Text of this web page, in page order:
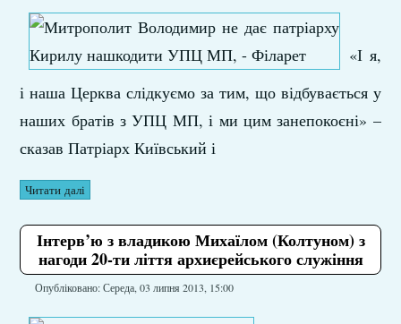
«І я,
і наша Церква слідкуємо за тим, що відбувається у
наших братів з УПЦ МП, і ми цим занепокоєні» –
сказав Патріарх Київський і
Читати далі
Інтерв’ю з владикою Михаїлом (Колтуном) з
нагоди 20-ти ліття архиєрейського служіння
Опубліковано: Середа, 03 липня 2013, 15:00